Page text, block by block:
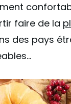
faire de la
des pays